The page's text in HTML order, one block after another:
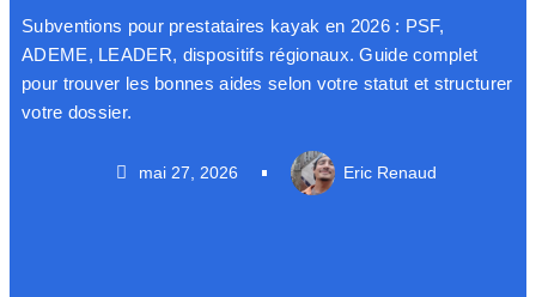
Subventions pour prestataires kayak en 2026 : PSF,
ADEME, LEADER, dispositifs régionaux. Guide complet
pour trouver les bonnes aides selon votre statut et structurer
votre dossier.
mai 27, 2026 Eric Renaud